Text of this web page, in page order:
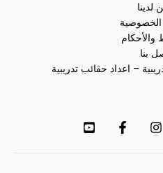
لدينا
والأحكام
بنا
– اعداد حقائب تدريبية